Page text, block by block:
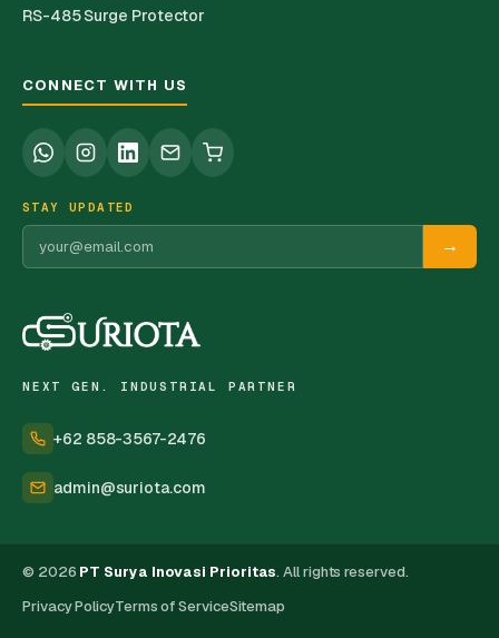
RS-485 Surge Protector
CONNECT WITH US
STAY UPDATED
→
NEXT GEN. INDUSTRIAL PARTNER
+62 858-3567-2476
admin@suriota.com
© 2026 PT Surya Inovasi Prioritas. All rights reserved.
Privacy PolicyTerms of ServiceSitemap